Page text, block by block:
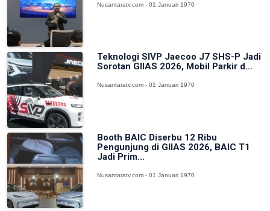
Nusantaratv.com - 01 Januari 1970
Teknologi SIVP Jaecoo J7 SHS-P Jadi
Sorotan GIIAS 2026, Mobil Parkir d...
Nusantaratv.com - 01 Januari 1970
Booth BAIC Diserbu 12 Ribu
Pengunjung di GIIAS 2026, BAIC T1
Jadi Prim...
Nusantaratv.com - 01 Januari 1970